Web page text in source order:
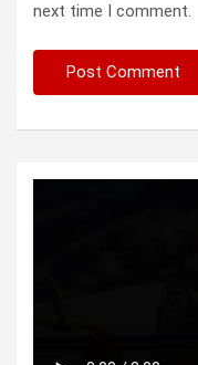
next time I comment.